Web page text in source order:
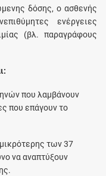
δόσης, ο ασθενής
ενέργειες
(βλ. παραγράφους
που λαμβάνουν
που επάγουν το
των 37
να αναπτύξουν